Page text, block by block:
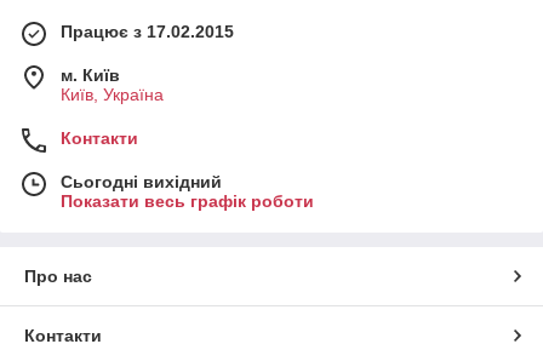
Працює з 17.02.2015
м. Київ
Київ, Україна
Контакти
Сьогодні вихідний
Показати весь графік роботи
Про нас
Контакти